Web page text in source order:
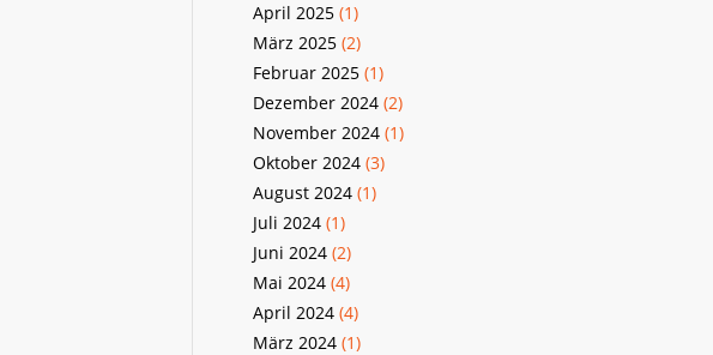
April 2025(1)
März 2025(2)
Februar 2025(1)
Dezember 2024(2)
November 2024(1)
Oktober 2024(3)
August 2024(1)
Juli 2024(1)
Juni 2024(2)
Mai 2024(4)
April 2024(4)
März 2024(1)